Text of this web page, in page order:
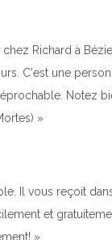
Richard à
C'est une
Notez
»
Il vous reçoit
et
»